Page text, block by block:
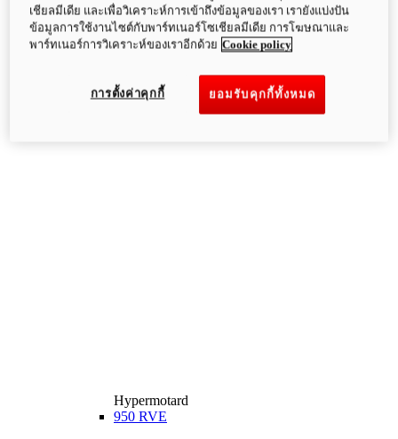
Hypermotard
950 RVE
เชียลมีเดีย และเพื่อวิเคราะห์การเข้าถึงข้อมูลของเรา เรายังแบ่งปัน
ข้อมูลการใช้งานไซต์กับพาร์ทเนอร์โซเชียลมีเดีย การโฆษณาและ
พาร์ทเนอร์การวิเคราะห์ของเราอีกด้วย Cookie policy
ยอมรับคุกกี้ทั้งหมด
การตั้งค่าคุกกี้